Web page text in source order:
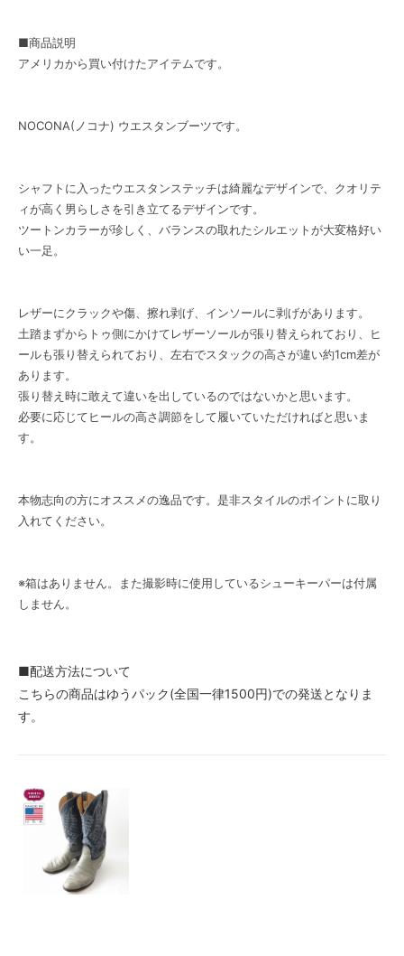
■商品説明
アメリカから買い付けたアイテムです。
NOCONA(ノコナ) ウエスタンブーツです。
シャフトに入ったウエスタンステッチは綺麗なデザインで、クオリテ
ィが高く男らしさを引き立てるデザインです。
ツートンカラーが珍しく、バランスの取れたシルエットが大変格好い
い一足。
レザーにクラックや傷、擦れ剥げ、インソールに剥げがあります。
土踏まずからトゥ側にかけてレザーソールが張り替えられており、ヒ
ールも張り替えられており、左右でスタックの高さが違い約1cm差が
あります。
張り替え時に敢えて違いを出しているのではないかと思います。
必要に応じてヒールの高さ調節をして履いていただければと思いま
す。
本物志向の方にオススメの逸品です。是非スタイルのポイントに取り
入れてください。
※箱はありません。また撮影時に使用しているシューキーパーは付属
しません。
■配送方法について
こちらの商品はゆうパック(全国一律1500円)での発送となりま
す。